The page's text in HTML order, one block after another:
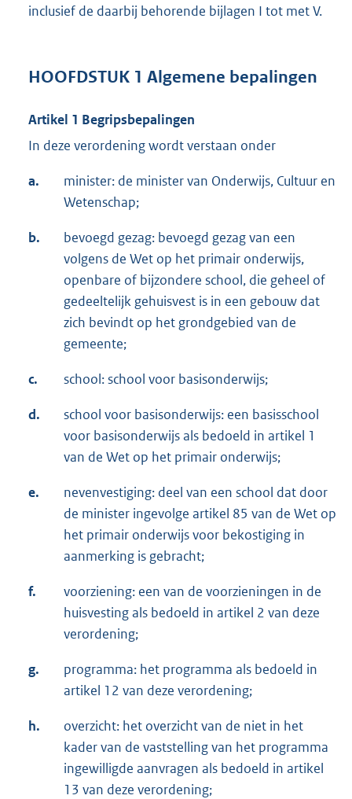
inclusief de daarbij behorende bijlagen I tot met V.
HOOFDSTUK 1 Algemene bepalingen
Artikel 1 Begripsbepalingen
In deze verordening wordt verstaan onder
a.
minister: de minister van Onderwijs, Cultuur en
Wetenschap;
b.
bevoegd gezag: bevoegd gezag van een
volgens de Wet op het primair onderwijs,
openbare of bijzondere school, die geheel of
gedeeltelijk gehuisvest is in een gebouw dat
zich bevindt op het grondgebied van de
gemeente;
c. school: school voor basisonderwijs;
d.
school voor basisonderwijs: een basisschool
voor basisonderwijs als bedoeld in artikel 1
van de Wet op het primair onderwijs;
e.
nevenvestiging: deel van een school dat door
de minister ingevolge artikel 85 van de Wet op
het primair onderwijs voor bekostiging in
aanmerking is gebracht;
f.
voorziening: een van de voorzieningen in de
huisvesting als bedoeld in artikel 2 van deze
verordening;
g.
programma: het programma als bedoeld in
artikel 12 van deze verordening;
h.
overzicht: het overzicht van de niet in het
kader van de vaststelling van het programma
ingewilligde aanvragen als bedoeld in artikel
13 van deze verordening;